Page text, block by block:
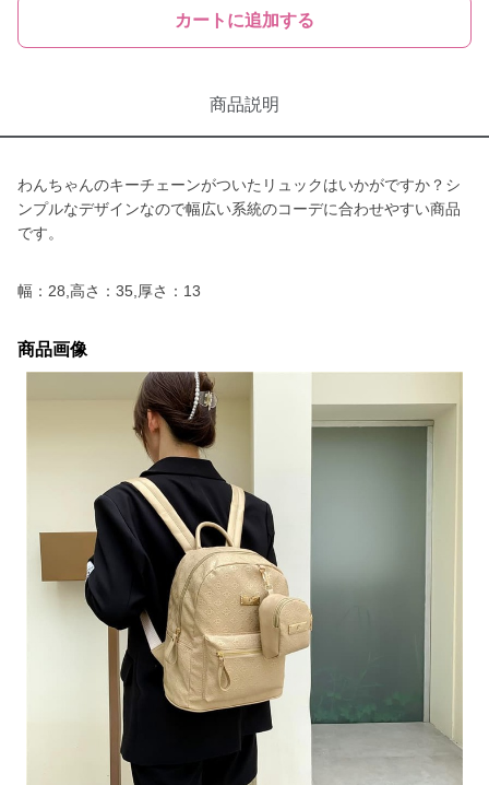
カートに追加する
商品説明
わんちゃんのキーチェーンがついたリュックはいかがですか？シ
ンプルなデザインなので幅広い系統のコーデに合わせやすい商品
です。
幅：28,高さ：35,厚さ：13
商品画像